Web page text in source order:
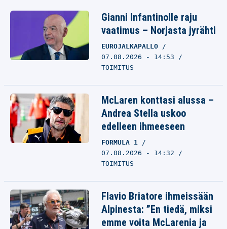
Gianni Infantinolle raju
vaatimus – Norjasta jyrähti
EUROJALKAPALLO
07.08.2026 - 14:53
TOIMITUS
McLaren konttasi alussa –
Andrea Stella uskoo
edelleen ihmeeseen
FORMULA 1
07.08.2026 - 14:32
TOIMITUS
Flavio Briatore ihmeissään
Alpinesta: ”En tiedä, miksi
emme voita McLarenia ja